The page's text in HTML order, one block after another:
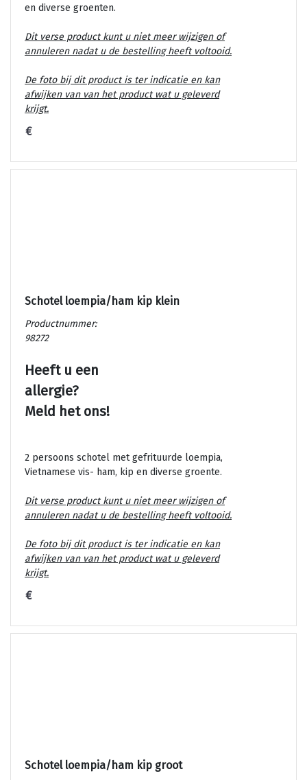
en diverse groenten.
Dit verse product kunt u niet meer wijzigen of
annuleren nadat u de bestelling heeft voltooid.
De foto bij dit product is ter indicatie en kan
afwijken van van het product wat u geleverd
krijgt.
€
Schotel loempia/ham kip klein
Productnummer:
98272
Heeft u een
allergie?
Meld het ons!
2 persoons schotel met gefrituurde loempia,
Vietnamese vis- ham, kip en diverse groente.
Dit verse product kunt u niet meer wijzigen of
annuleren nadat u de bestelling heeft voltooid.
De foto bij dit product is ter indicatie en kan
afwijken van van het product wat u geleverd
krijgt.
€
Schotel loempia/ham kip groot